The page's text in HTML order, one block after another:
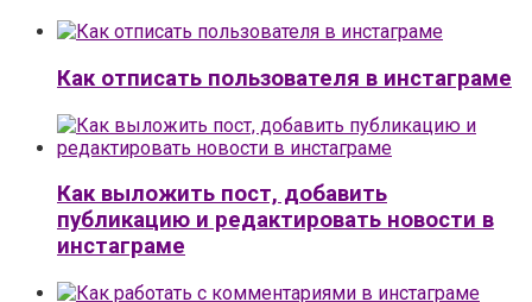
Как отписать пользователя в инстаграме
Как выложить пост, добавить
публикацию и редактировать новости в
инстаграме